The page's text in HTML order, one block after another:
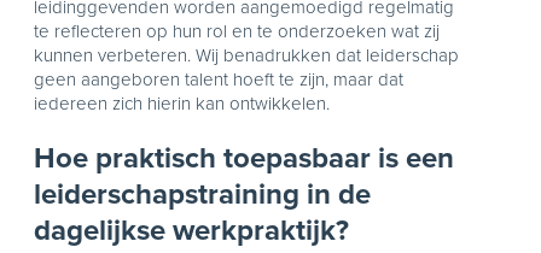
leidinggevenden worden aangemoedigd regelmatig
te reflecteren op hun rol en te onderzoeken wat zij
kunnen verbeteren. Wij benadrukken dat leiderschap
geen aangeboren talent hoeft te zijn, maar dat
iedereen zich hierin kan ontwikkelen.
Hoe praktisch toepasbaar is een
leiderschapstraining in de
dagelijkse werkpraktijk?